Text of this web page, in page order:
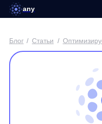
any